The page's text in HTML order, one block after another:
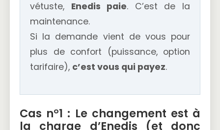
vétuste, Enedis paie. C’est de la
maintenance.
Si la demande vient de vous pour
plus de confort (puissance, option
tarifaire), c’est vous qui payez.
Cas n°1 : Le changement est à
la charge d’Enedis (et donc